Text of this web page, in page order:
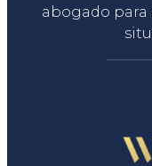
abogado para